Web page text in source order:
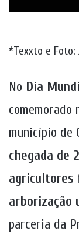
*Texxto e Foto:
No Dia
município de
chegada de
agricultores
arborização
parceria da